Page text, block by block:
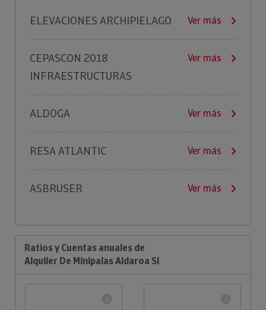
ELEVACIONES ARCHIPIELAGO Ver más
CEPASCON 2018
INFRAESTRUCTURAS
Ver más
ALDOGA Ver más
RESA ATLANTIC Ver más
ASBRUSER Ver más
Ratios y Cuentas anuales de
Alquiler De Minipalas Aldaroa Sl